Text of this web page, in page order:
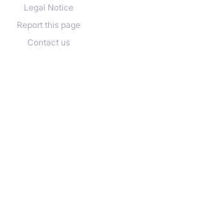
Legal Notice
Report this page
Contact us